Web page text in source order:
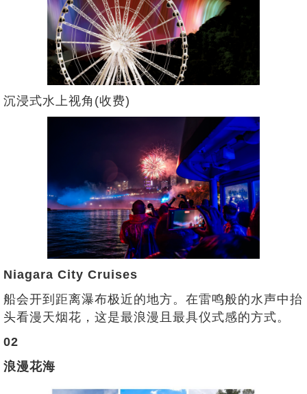
沉浸式水上视角(收费)
Niagara City Cruises
船会开到距离瀑布极近的地方。在雷鸣般的水声中抬
头看漫天烟花，这是最浪漫且最具仪式感的方式。
02
浪漫花海